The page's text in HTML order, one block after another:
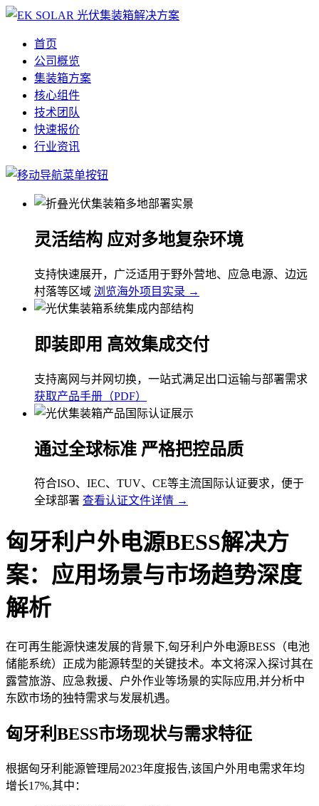
首页
公司概览
集装箱方案
核心组件
技术团队
快速报价
行业资讯
灵活结构 应对多地复杂环境
支持快速展开，广泛适用于野外营地、应急电源、边远
村落等区域 浏览海外项目实录 →
即装即用 高效集成交付
支持离网与并网切换，一站式满足出口运输与部署需求
获取产品手册（PDF）
通过全球标准 严格把控品质
符合ISO、IEC、TUV、CE等主流国际认证要求，便于
全球部署 查看认证文件详情 →
匈牙利户外电源BESS解决方
案：应用场景与市场趋势深度
解析
在可再生能源快速发展的背景下,匈牙利户外电源BESS（电池
储能系统）正成为能源转型的关键技术。本文将深入探讨其在
露营旅游、应急救援、户外作业等场景的实际应用,并分析中
东欧市场的独特需求与发展机遇。
匈牙利BESS市场现状与需求特征
根据匈牙利能源管理局2023年度报告,该国户外用电需求年均
增长17%,其中：